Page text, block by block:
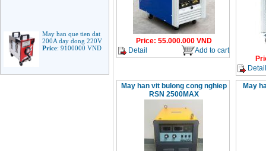
May han que tien dat
200A day dong 220V
Price:9100000 VND Price: 55.000.000VND
Detail
Add to cart
Detail
May han vit bulong cong nghiep
RSN 2500MAX
May